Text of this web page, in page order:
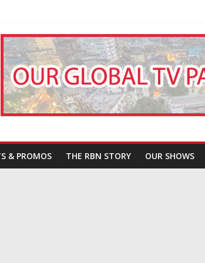
Our Understanding of Justice
& PROMOS THE RBN STORY OUR SHOWS